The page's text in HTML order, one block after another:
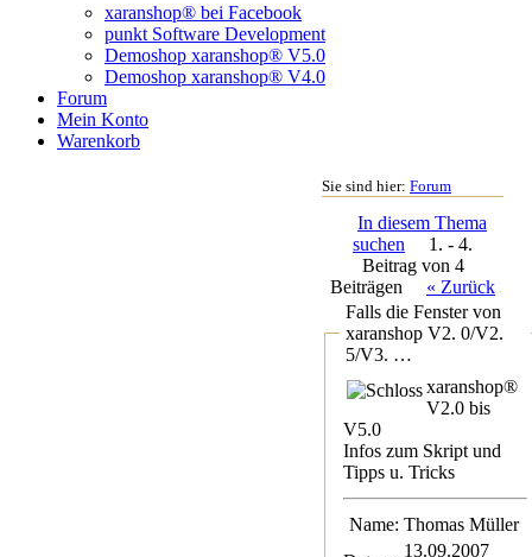
xaranshop® bei Facebook
punkt Software Development
Demoshop xaranshop® V5.0
Demoshop xaranshop® V4.0
Forum
Mein Konto
Warenkorb
Sie sind hier: Forum
In diesem Thema
suchen 1. - 4.
Beitrag von 4
Beiträgen « Zurück
Falls die Fenster von
xaranshop V2. 0/V2.
5/V3. …
xaranshop®
V2.0 bis
V5.0
Infos zum Skript und
Tipps u. Tricks
Name: Thomas Müller
13.09.2007